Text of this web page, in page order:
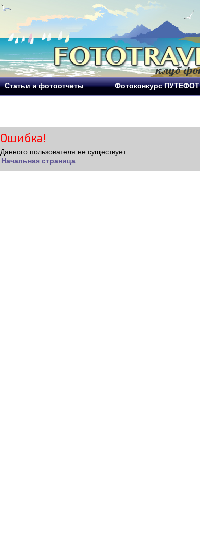
Статьи и фотоотчеты Фотоконкурс ПУТЕФОТ
Ошибка!
Данного пользователя не существует
Начальная страница